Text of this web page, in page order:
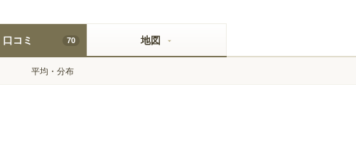
口コミ 70
平均・分布
地図